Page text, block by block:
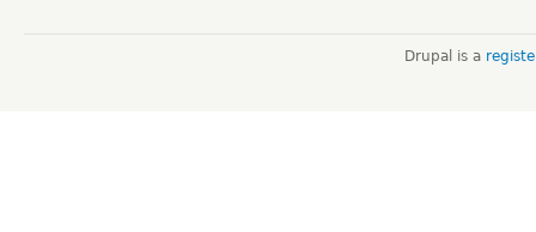
Drupal is a